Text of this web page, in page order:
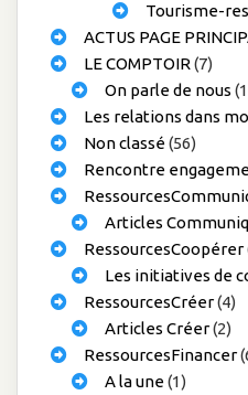
Tourisme-
ACTUS PAGE
LE COMPTOIR (7)
On parle de nous
Les relations dans
Non classé(56)
Rencontre
Articles
RessourcesCoopérer
Les initiatives de
RessourcesCréer(4)
Articles Créer(2)
RessourcesFinancer
A la une(1)